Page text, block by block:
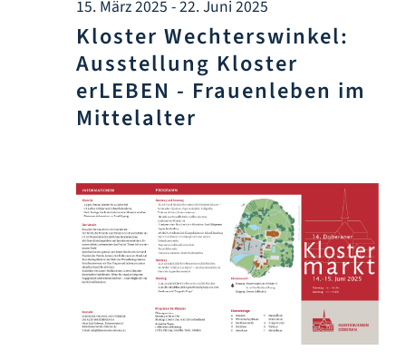
Infozentrum
Downloads
Kulinarik
Leichte Sprache
15. März 2025 -22. Juni 2025
Kloster Wechterswinkel:
Ausstellung Kloster
erLEBEN - Frauenleben im
Mittelalter